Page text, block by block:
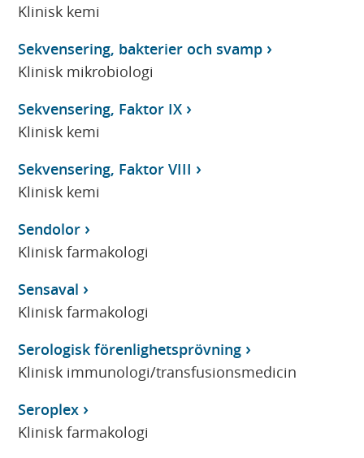
Klinisk kemi
Sekvensering, bakterier och svamp
Klinisk mikrobiologi
Sekvensering, Faktor IX
Klinisk kemi
Sekvensering, Faktor VIII
Klinisk kemi
Sendolor
Klinisk farmakologi
Sensaval
Klinisk farmakologi
Serologisk förenlighetsprövning
Klinisk immunologi/transfusionsmedicin
Seroplex
Klinisk farmakologi